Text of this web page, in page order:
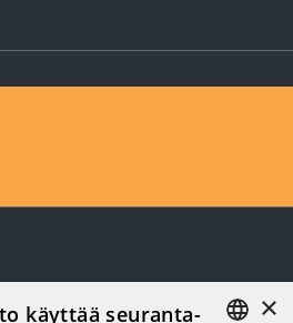
×
käyttää seuranta-